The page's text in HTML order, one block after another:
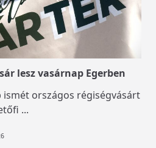
lesz vasárnap Egerben
ismét országos régiségvásárt
...